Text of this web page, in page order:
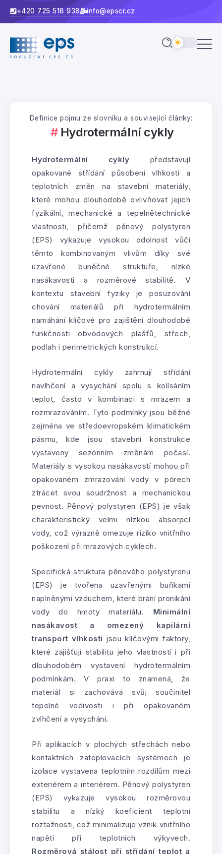
+420 725 518 938 info@epscr.cz
Definice pojmu ze slovníku a související články:
Hydrotermální cykly
Hydrotermální cykly představují
opakované střídání působení vlhkosti a
teplotních změn na stavební materiály,
které mohou dlouhodobě ovlivňovat jejich
fyzikální, mechanické a tepelnětechnické
vlastnosti, přičemž pěnový polystyren
(EPS) vykazuje vysokou odolnost vůči
těmto kombinovaným vlivům díky své
uzavřené buněčné struktuře, nízké
nasákavosti a rozměrové stabilitě. V
kontextu stavební fyziky je posuzování
chování materiálů při hydrotermálním
namáhání klíčové pro zajištění dlouhodobé
funkčnosti obvodových plášťů, střech,
podlah i perimetrických konstrukcí.
Hydrotermální cykly zahrnují střídání
navlhčení a vysychání spolu s kolísáním
teplot, často v kombinaci s mrazem a
rozmrazováním. Tyto podmínky jsou běžné
zejména ve středoevropském klimatickém
pásmu, kde jsou stavební konstrukce
vystaveny sezónním změnám počasí.
Materiály s vysokou nasákavostí mohou při
opakovaném zmrazování vody v pórech
ztrácet svou soudržnost a mechanickou
pevnost. Pěnový polystyren (EPS) je však
charakteristický velmi nízkou absorpcí
vody, což výrazně omezuje riziko vnitřního
poškození při mrazových cyklech.
Specifická struktura pěnového polystyrenu
(EPS) je tvořena uzavřenými buňkami
naplněnými vzduchem, které brání pronikání
vody do hmoty materiálu. Minimální
nasákavost a omezený kapilární
transport vlhkosti jsou klíčovými faktory,
které zajišťují stabilitu jeho vlastností i při
dlouhodobém vystavení hydrotermálním
podmínkám. V praxi to znamená, že
materiál si zachovává svůj součinitel
tepelné vodivosti i při opakovaném
zvlhčení a vysychání.
Při aplikacích v plochých střechách nebo
kontaktních zateplovacích systémech je
izolace vystavena teplotním rozdílům mezi
exteriérem a interiérem. Pěnový polystyren
(EPS) vykazuje vysokou rozměrovou
stabilitu a nízký koeficient teplotní
roztažnosti, což minimalizuje vznik vnitřního
napětí při teplotních výkyvech.
Rozměrová stálost při střídání teplot a